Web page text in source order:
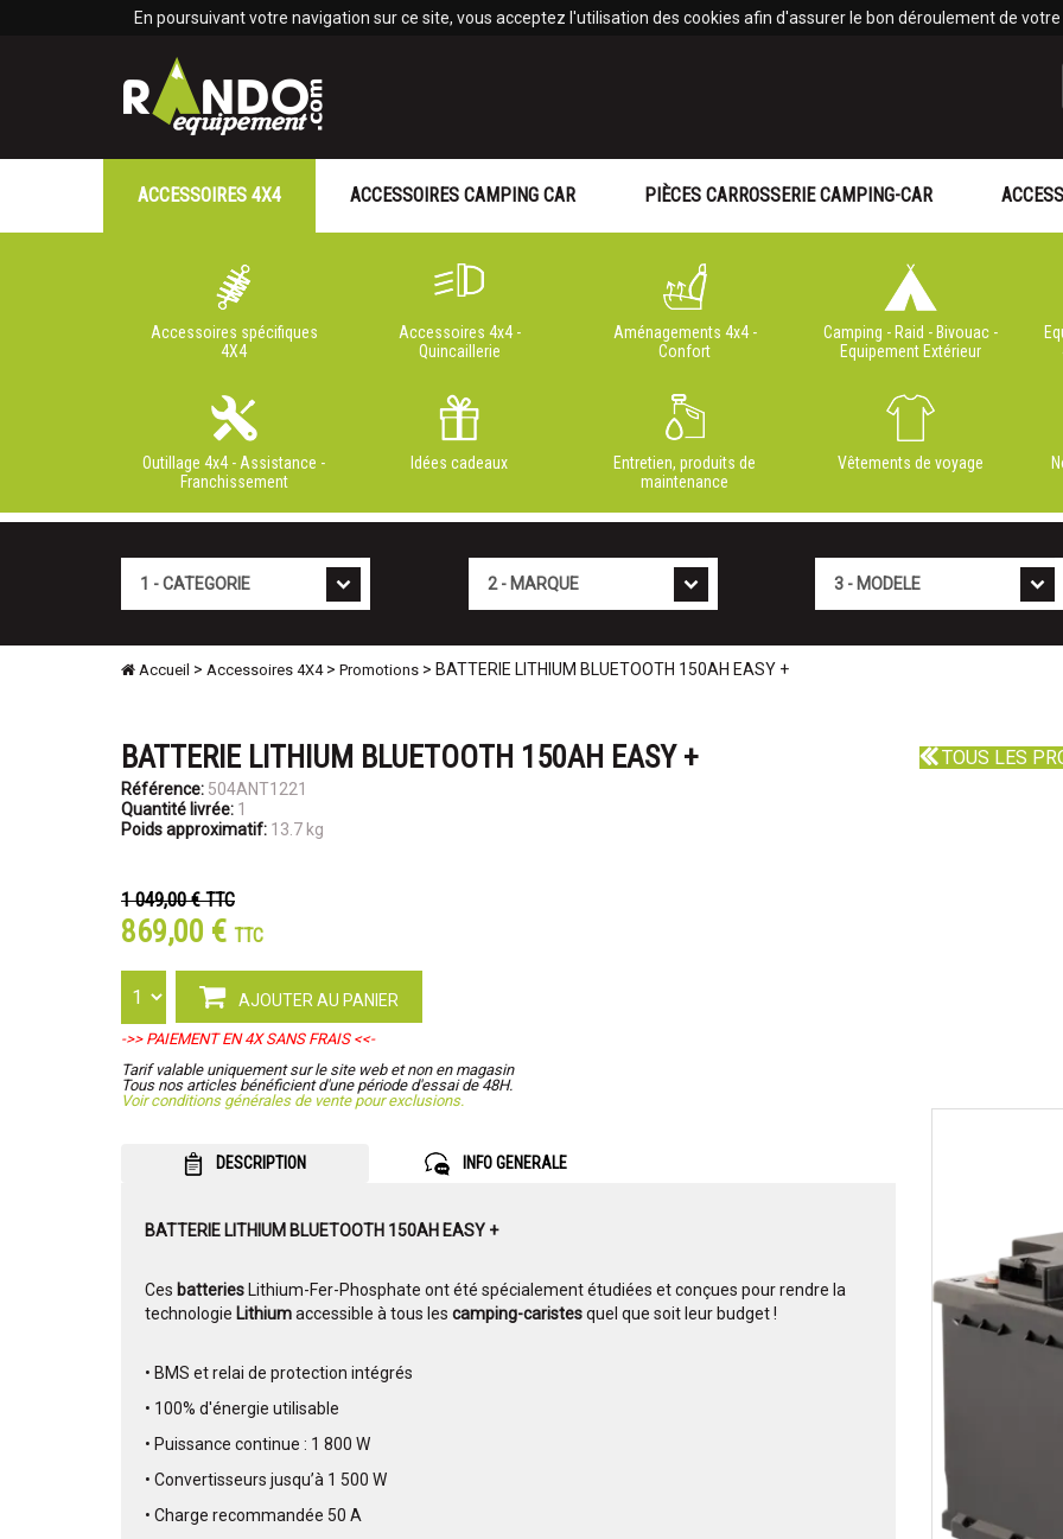
En poursuivant votre navigation sur ce site, vous acceptez l'utilisation des cookies afin d'assurer le bon déroulement de
ACCESSOIRES 4X4
Accessoires spécifiques
4X4
Accessoires 4x4 -
Quincaillerie
Aménagements 4x4 -
Confort
Camping - Raid - Bivouac -
Equipement Extérieur
Outillage 4x4 - Assistance -
Franchissement
Idées cadeaux
Entretien, produits de
maintenance
Vêtements de voyage
ACCESSOIRES CAMPING CAR PIÈCES CARROSSERIE CAMPING-CAR
Accueil > Accessoires 4X4> Promotions > BATTERIE LITHIUM BLUETOOTH 150AH EASY +
TOUS LES
BATTERIE LITHIUM BLUETOOTH 150AH EASY +
Référence: 504ANT1221
Quantité livrée: 1
Poids approximatif: 13.7 kg
1 049,00 €TTC
869,00 € TTC
AJOUTER AU PANIER
->> PAIEMENT EN 4X SANS FRAIS <<-
Tarif valable uniquement sur le site web et non en magasin
Tous nos articles bénéficient d'une période d'essai de 48H.
Voir conditions générales de vente pour exclusions.
DESCRIPTION INFO GENERALE
BATTERIE LITHIUM BLUETOOTH 150AH EASY +
Ces batteries Lithium-Fer-Phosphate ont été spécialement étudiées et conçues pour rendre la
technologie Lithiumaccessible à tous les camping-caristesquel que soit leur budget !
• BMS et relai de protection intégrés
• 100% d'énergie utilisable
• Puissance continue : 1 800 W
• Convertisseurs jusqu’à 1 500 W
• Charge recommandée 50 A
Panneau de gestion des cookies